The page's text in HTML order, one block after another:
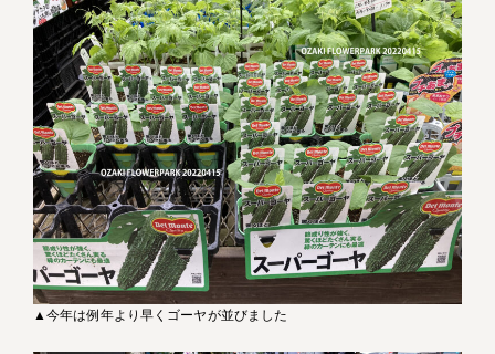
▲今年は例年より早くゴーヤが並びました